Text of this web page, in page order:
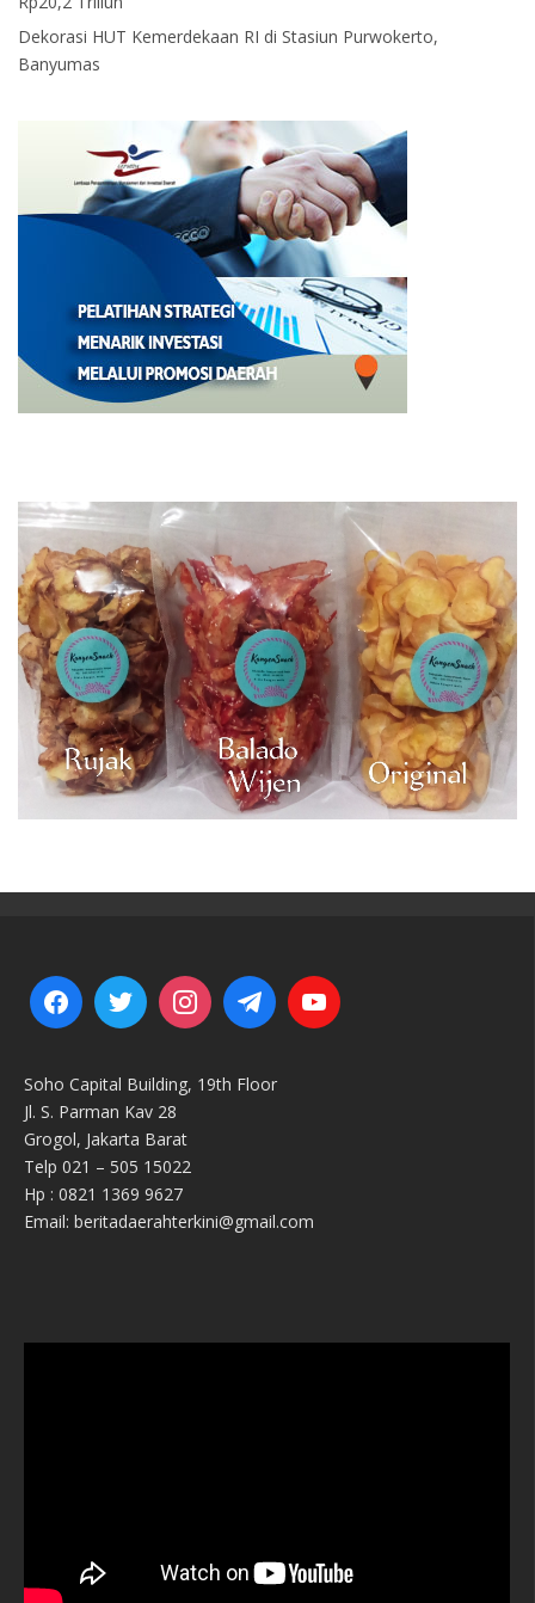
Dekorasi HUT Kemerdekaan RI di Stasiun Purwokerto,
Banyumas
Soho Capital Building, 19th Floor
Jl. S. Parman Kav 28
Grogol, Jakarta Barat
Telp 021 – 505 15022
Hp : 0821 1369 9627
Email: beritadaerahterkini@gmail.com